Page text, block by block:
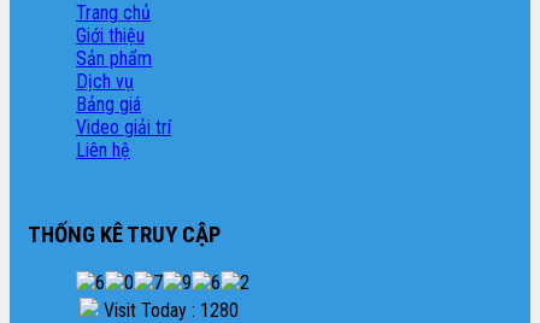
Trang chủ
Giới thiệu
Sản phẩm
Dịch vụ
Bảng giá
Video giải trí
Liên hệ
THỐNG KÊ TRUY CẬP
Visit Today : 1280